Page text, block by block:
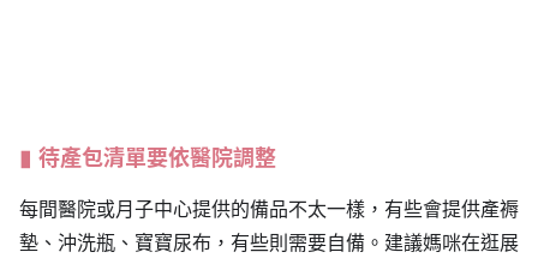
待產包清單要依醫院調整
每間醫院或月子中心提供的備品不太一樣，有些會提供產褥
墊、沖洗瓶、寶寶尿布，有些則需要自備。建議媽咪在逛展